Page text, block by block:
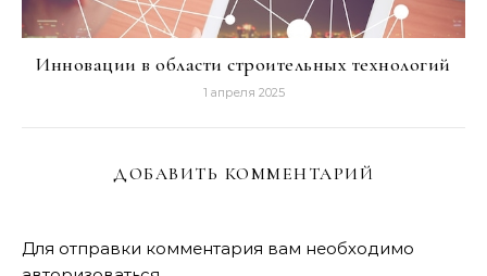
Инновации в области строительных технологий
1 апреля 2025
ДОБАВИТЬ КОММЕНТАРИЙ
Для отправки комментария вам необходимо